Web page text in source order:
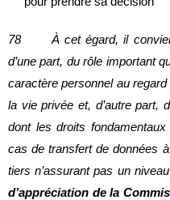
78 À cet égard, il convient
d’une part, du rôle important
caractère personnel au
la vie privée et, d’autre part,
dont les droits
cas de transfert de données
tiers n’assurant pas un
d’appréciation de la